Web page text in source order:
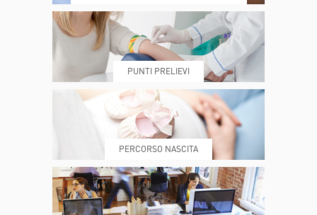
DOVE SIAMO ESAMI E VISITE
PRENOTA MY POLI
REFERTI REPARTI
PUNTI PRELIEVI
PERCORSO NASCITA